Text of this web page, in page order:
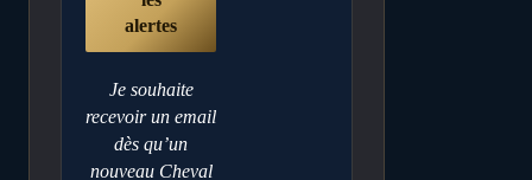
Je souhaite
recevoir un email
dès qu’un
nouveau Cheval